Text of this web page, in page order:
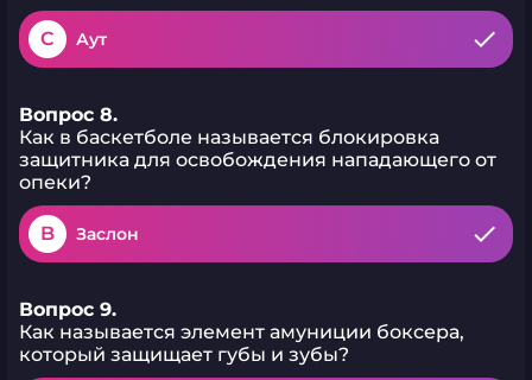
C Аут
Вопрос 8.
Как в баскетболе называется блокировка
защитника для освобождения нападающего от
опеки?
B Заслон
Вопрос 9.
Как называется элемент амуниции боксера,
который защищает губы и зубы?